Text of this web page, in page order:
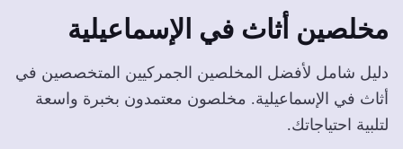
مخلصين أثاث في الإسماعيلية
دليل شامل لأفضل المخلصين الجمركيين المتخصصين في
أثاث في الإسماعيلية. مخلصون معتمدون بخبرة واسعة
لتلبية احتياجاتك.